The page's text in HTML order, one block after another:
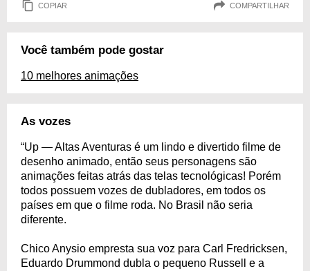
COPIAR COMPARTILHAR
Você também pode gostar
10 melhores animações
As vozes
“Up — Altas Aventuras é um lindo e divertido filme de
desenho animado, então seus personagens são
animações feitas atrás das telas tecnológicas! Porém
todos possuem vozes de dubladores, em todos os
países em que o filme roda. No Brasil não seria
diferente.
Chico Anysio empresta sua voz para Carl Fredricksen,
Eduardo Drummond dubla o pequeno Russell e a